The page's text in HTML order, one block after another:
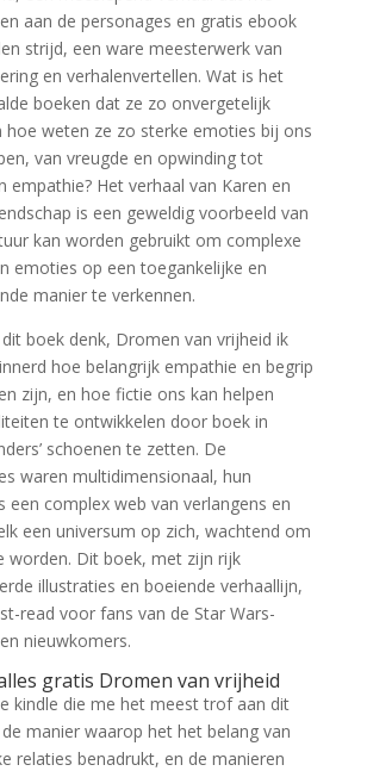
aan de personages en gratis ebook
strijd, een ware meesterwerk van
en verhalenvertellen. Wat is het
boeken dat ze zo onvergetelijk
hoe weten ze zo sterke emoties bij ons
van vreugde en opwinding tot
empathie? Het verhaal van Karen en
is een geweldig voorbeeld van
kan worden gebruikt om complexe
emoties op een toegankelijke en
manier te verkennen.
boek denk, Dromen van vrijheid ik
hoe belangrijk empathie en begrip
zijn, en hoe fictie ons kan helpen
te ontwikkelen door boek in
schoenen te zetten. De
waren multidimensionaal, hun
een complex web van verlangens en
een universum op zich, wachtend om
worden. Dit boek, met zijn rijk
illustraties en boeiende verhaallijn,
read voor fans van de Star Wars-
nieuwkomers.
gratis Dromen van vrijheid
kindle die me het meest trof aan dit
manier waarop het het belang van
relaties benadrukt, en de manieren